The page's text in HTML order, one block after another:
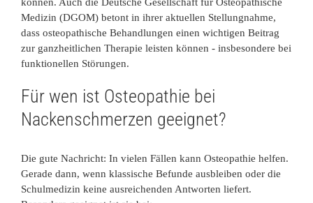
Medizin (DGOM) betont in ihrer aktuellen Stellungnahme,
dass osteopathische Behandlungen einen wichtigen Beitrag
zur ganzheitlichen Therapie leisten können - insbesondere bei
funktionellen Störungen.
Für wen ist Osteopathie bei
Nackenschmerzen geeignet?
Die gute Nachricht: In vielen Fällen kann Osteopathie helfen.
Gerade dann, wenn klassische Befunde ausbleiben oder die
Schulmedizin keine ausreichenden Antworten liefert.